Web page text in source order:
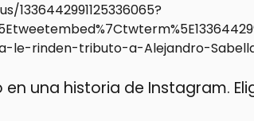
le-rinden-tributo-a-Alejandro-
una historia de Instagram.